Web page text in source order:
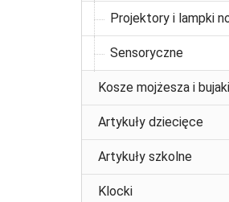
Projektory i lampki
Sensoryczne
Kosze mojżesza i bujaki
Artykuły dziecięce
Artykuły szkolne
Klocki